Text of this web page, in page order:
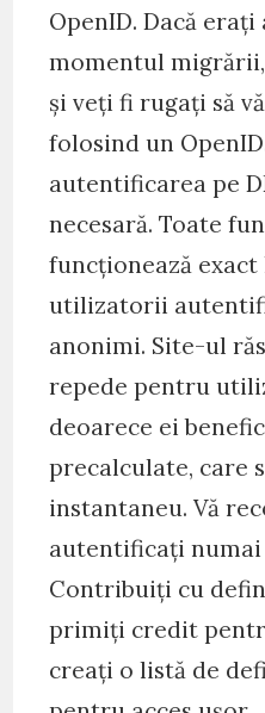
OpenID. Dacă
momentul
și veți fi rugați să
folosind un
autentificarea pe
necesară. Toate
funcționează
utilizatorii
anonimi. Site-ul
repede pentru
deoarece ei
precalculate, care
instantaneu. Vă
autentificați numai
Contribuiți cu
primiți credit
creați o listă de